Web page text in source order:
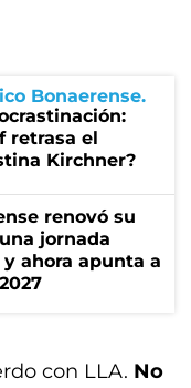
Bonaerense
retrasa el
Kirchner?
renovó su
jornada
ahora apunta a
con LLA. No